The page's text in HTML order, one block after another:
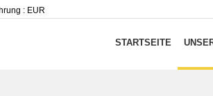
: EUR
STARTSEITE